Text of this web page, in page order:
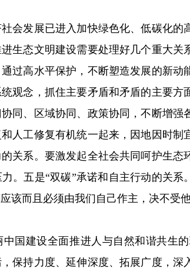
发展已进入加快绿色化、低碳化的
生态文明建设需要处理好几个重大
过高水平保护，不断塑造发展的新
观念，抓住主要矛盾和矛盾的主要
同、区域协同、政策协同，不断增
人工修复有机统一起来，因地因时制
关系。要激发起全社会共同呵护生
。五是“双碳”承诺和自主行动的关
该而且必须由我们自己作主，决不受他
建设全面推进人与自然和谐共生
保持力度、延伸深度、拓展广度，